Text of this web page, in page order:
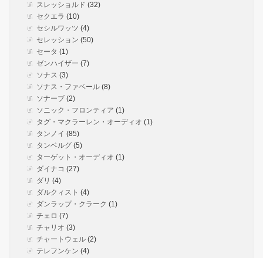
スレッショルド (32)
セクエラ (10)
セシルワッツ (4)
セレッション (50)
セータ (1)
ゼンハイザー (7)
ソナス (3)
ソナス・ファベール (8)
ソナーブ (2)
ソニック・フロンティア (1)
タグ・マクラーレン・オーディオ (1)
タンノイ (85)
タンベルグ (5)
ターゲット・オーディオ (1)
ダイナコ (27)
ダリ (4)
ダルクィスト (4)
ダンラップ・クラーク (1)
チェロ (7)
チャリオ (3)
チャートウェル (2)
テレフンケン (4)